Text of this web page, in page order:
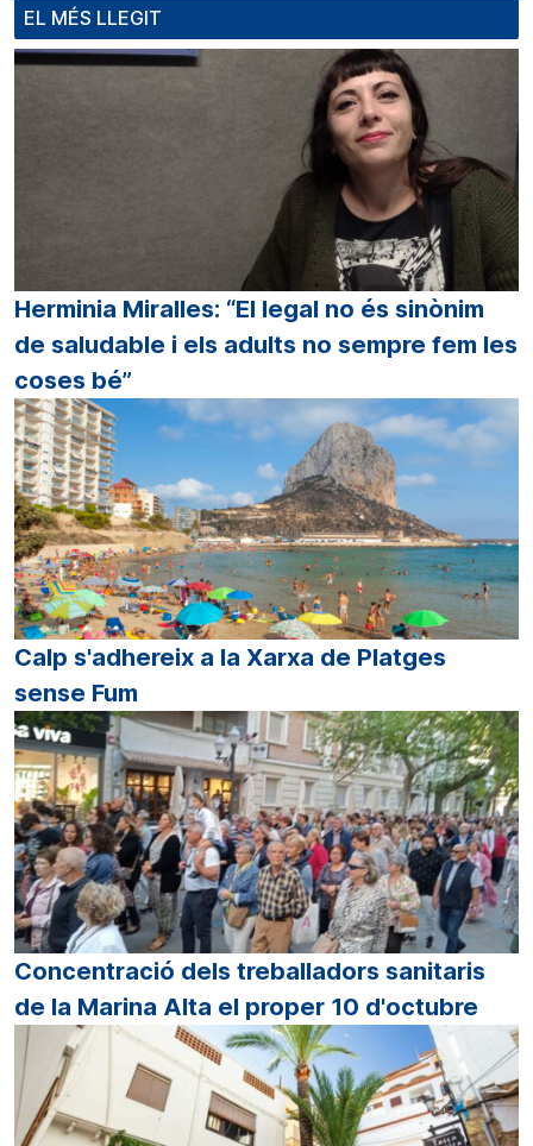
EL MÉS LLEGIT
Herminia Miralles: “El legal no és sinònim
de saludable i els adults no sempre fem les
coses bé”
Calp s'adhereix a la Xarxa de Platges
sense Fum
Concentració dels treballadors sanitaris
de la Marina Alta el proper 10 d'octubre